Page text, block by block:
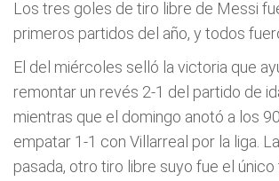
Los tres goles de tiro libre de Messi
primeros partidos del año, y todos
El del miércoles selló la victoria que
remontar un revés 2-1 del partido de
mientras que el domingo anotó a los
empatar 1-1 con Villarreal por la liga.
pasada, otro tiro libre suyo fue el único